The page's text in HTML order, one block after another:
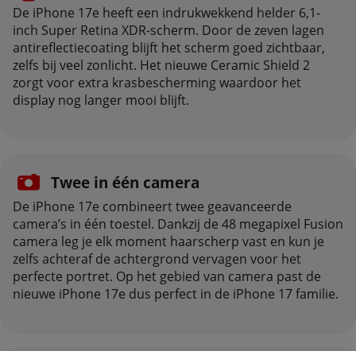
De iPhone 17e heeft een indrukwekkend helder 6,1-
inch Super Retina XDR-scherm. Door de zeven lagen
antireflectiecoating blijft het scherm goed zichtbaar,
zelfs bij veel zonlicht. Het nieuwe Ceramic Shield 2
zorgt voor extra krasbescherming waardoor het
display nog langer mooi blijft.
Twee in één camera
De iPhone 17e combineert twee geavanceerde
camera’s in één toestel. Dankzij de 48 megapixel Fusion
camera leg je elk moment haarscherp vast en kun je
zelfs achteraf de achtergrond vervagen voor het
perfecte portret. Op het gebied van camera past de
nieuwe iPhone 17e dus perfect in de iPhone 17 familie.